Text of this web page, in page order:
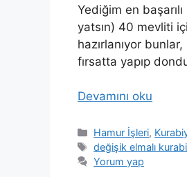
Yediğim en
yatsın) 40 mevliti
hazırlanıyor
fırsatta yapıp
Devamını oku
Kategoriler
Hamur İşleri,
Etiketler
değişik elmalı
Yorum yap